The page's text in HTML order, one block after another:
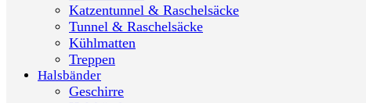
Katzentunnel & Raschelsäcke
Tunnel & Raschelsäcke
Kühlmatten
Treppen
Halsbänder
Geschirre